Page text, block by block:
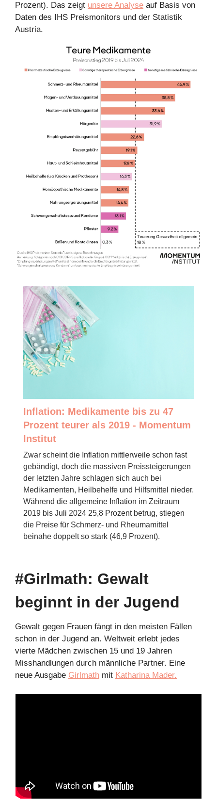
Prozent). Das zeigt unsere Analyse auf Basis von
Daten des IHS Preismonitors und der Statistik
Austria.
Inflation: Medikamente bis zu 47
Prozent teurer als 2019 - Momentum
Institut
Zwar scheint die Inflation mittlerweile schon fast
gebändigt, doch die massiven Preissteigerungen
der letzten Jahre schlagen sich auch bei
Medikamenten, Heilbehelfe und Hilfsmittel nieder.
Während die allgemeine Inflation im Zeitraum
2019 bis Juli 2024 25,8 Prozent betrug, stiegen
die Preise für Schmerz- und Rheumamittel
beinahe doppelt so stark (46,9 Prozent).
#Girlmath: Gewalt
beginnt in der Jugend
Gewalt gegen Frauen fängt in den meisten Fällen
schon in der Jugend an. Weltweit erlebt jedes
vierte Mädchen zwischen 15 und 19 Jahren
Misshandlungen durch männliche Partner. Eine
neue Ausgabe Girlmath mit Katharina Mader.